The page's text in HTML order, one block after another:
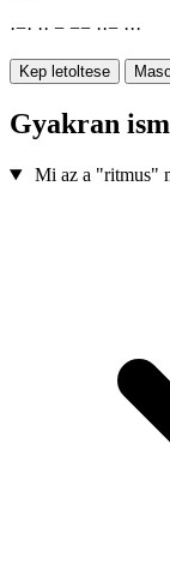
·−· ·· − −− ··− ···
Kep letoltese
Gyakran
Mi az a "ritmus"